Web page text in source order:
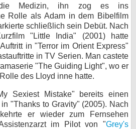
Medizin, ihn zog es ins
Rolle als Adam in dem Bibelfilm
schließlich sein Debüt. Nach
"Little India" (2001) hatte
in "Terror im Orient Express"
in TV Serien. Man castete
"The Guiding Light", wo er
des Lloyd inne hatte.
Sexiest Mistake" bereits einen
"Thanks to Gravity" (2005). Nach
er wieder zum Fernsehen
im Pilot von "Grey's
bei X
bei Facebook
Kontakt
Nutzungsbedingungen
Datenschutz